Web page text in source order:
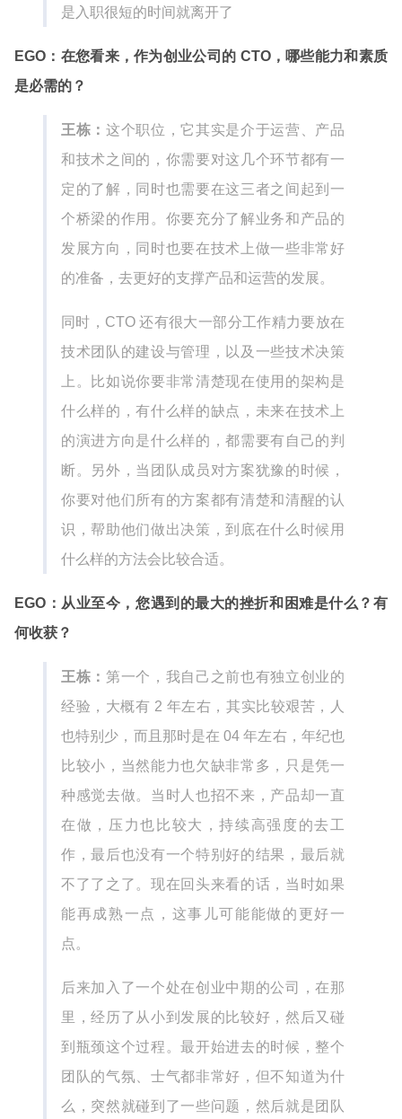
是入职很短的时间就离开了
EGO：在您看来，作为创业公司的 CTO，哪些能力和素质
是必需的？
王栋： 这个职位，它其实是介于运营、产品
和技术之间的，你需要对这几个环节都有一
定的了解，同时也需要在这三者之间起到一
个桥梁的作用。你要充分了解业务和产品的
发展方向，同时也要在技术上做一些非常好
的准备，去更好的支撑产品和运营的发展。
同时，CTO 还有很大一部分工作精力要放在
技术团队的建设与管理，以及一些技术决策
上。比如说你要非常清楚现在使用的架构是
什么样的，有什么样的缺点，未来在技术上
的演进方向是什么样的，都需要有自己的判
断。另外，当团队成员对方案犹豫的时候，
你要对他们所有的方案都有清楚和清醒的认
识，帮助他们做出决策，到底在什么时候用
什么样的方法会比较合适。
EGO：从业至今，您遇到的最大的挫折和困难是什么？有
何收获？
王栋： 第一个，我自己之前也有独立创业的
经验，大概有 2 年左右，其实比较艰苦，人
也特别少，而且那时是在 04 年左右，年纪也
比较小，当然能力也欠缺非常多，只是凭一
种感觉去做。当时人也招不来，产品却一直
在做，压力也比较大，持续高强度的去工
作，最后也没有一个特别好的结果，最后就
不了了之了。现在回头来看的话，当时如果
能再成熟一点，这事儿可能能做的更好一
点。
后来加入了一个处在创业中期的公司，在那
里，经历了从小到发展的比较好，然后又碰
到瓶颈这个过程。最开始进去的时候，整个
团队的气氛、士气都非常好，但不知道为什
么，突然就碰到了一些问题，然后就是团队